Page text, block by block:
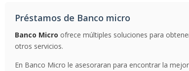
Préstamos de Banco micro
Banco Micro ofrece múltiples soluciones para
otros servicios.
En Banco Micro le asesoraran para encontrar la